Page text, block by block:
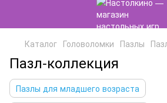
Каталог Головоломки Пазлы
Пазл-коллекция
Пазлы для младшего возраста